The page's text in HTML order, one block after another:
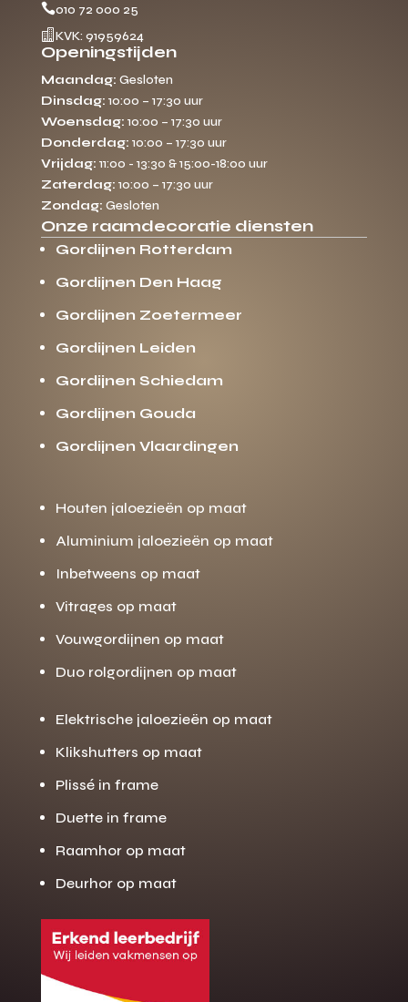
Gratis offerte
010 72 000 25
 KVK: 91959624
Openingstijden
Maandag: Gesloten
Dinsdag: 10:00 – 17:30 uur
Woensdag: 10:00 – 17:30 uur
Donderdag: 10:00 – 17:30 uur
Vrijdag: 11:00 - 13:30 & 15:00-18:00 uur
Zaterdag: 10:00 – 17:30 uur
Zondag: Gesloten
Onze raamdecoratie diensten
Gordijnen Rotterdam
Gordijnen Den Haag
Gordijnen Zoetermeer
Gordijnen Leiden
Gordijnen Schiedam
Gordijnen Gouda
Gordijnen Vlaardingen
Houten jaloezieën op maat
Aluminium jaloezieën op maat
Inbetweens op maat
Vitrages op maat
Vouwgordijnen op maat
Duo rolgordijnen op maat
Elektrische jaloezieën op maat
Klikshutters op maat
Plissé in frame
Duette in frame
Raamhor op maat
Deurhor op maat